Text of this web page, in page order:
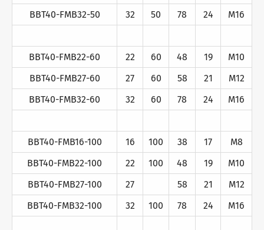
BBT40-FMB32-50
32 50 78 24 M16
BBT40-FMB22-60 22 60 48 19
M10
BBT40-FMB27-60
27 60 58 21
M12
BBT40-FMB32-60
32 60 78 24 M16
BBT40-FMB16-100 16 100 38 17
M8
BBT40-FMB22-100
22 100 48 19
M10
BBT40-FMB27-100
27 58 21
M12
BBT40-FMB32-100
32 100 78 24 M16